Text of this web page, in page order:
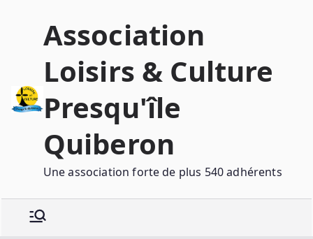
Association
Loisirs & Culture
Presqu'île
Quiberon
Une association forte de plus 540 adhérents